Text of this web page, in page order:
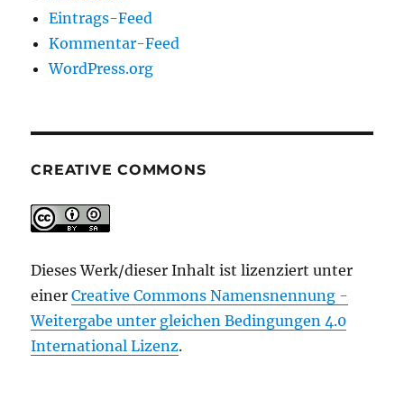
Eintrags-Feed
Kommentar-Feed
WordPress.org
CREATIVE COMMONS
Dieses Werk/dieser Inhalt ist lizenziert unter
einerCreative Commons Namensnennung -
Weitergabe unter gleichen Bedingungen 4.0
International Lizenz.